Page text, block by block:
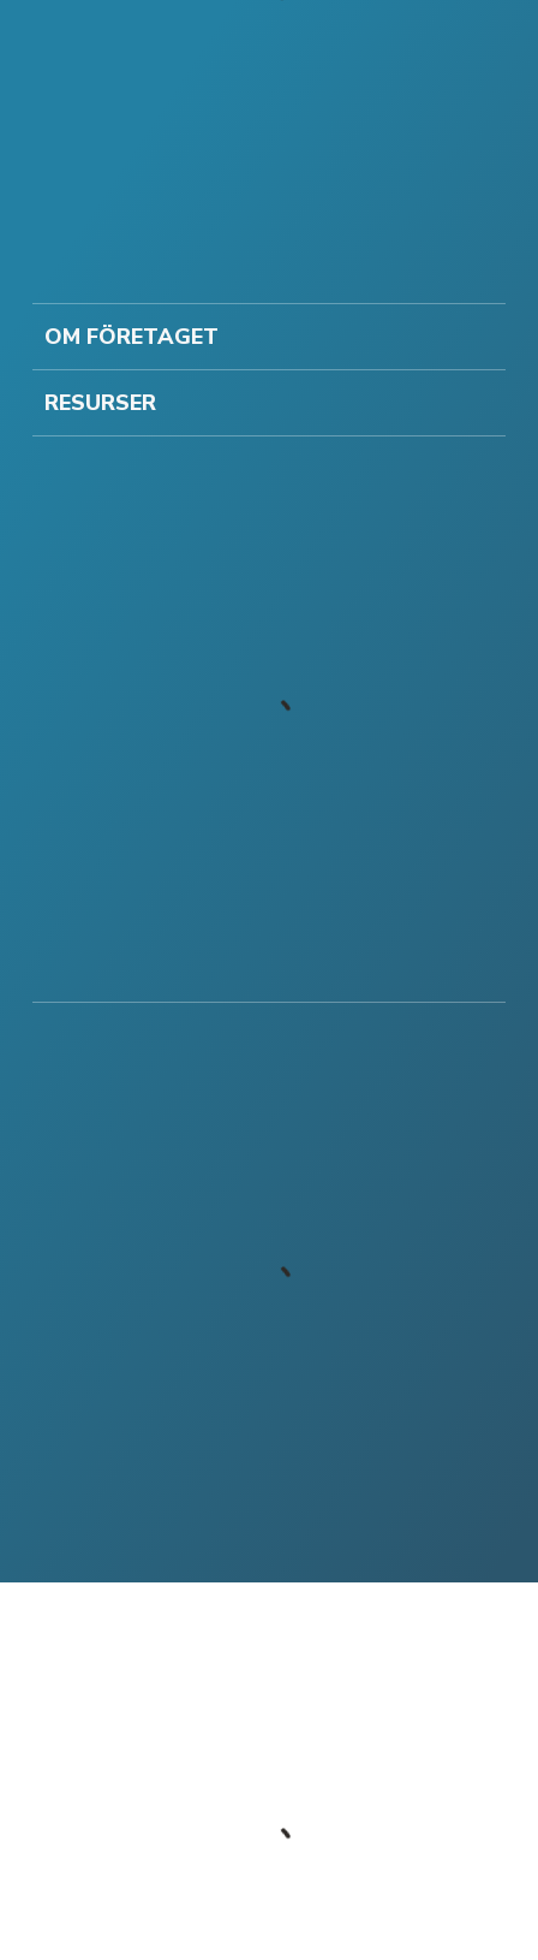
OM FÖRETAGET
RESURSER